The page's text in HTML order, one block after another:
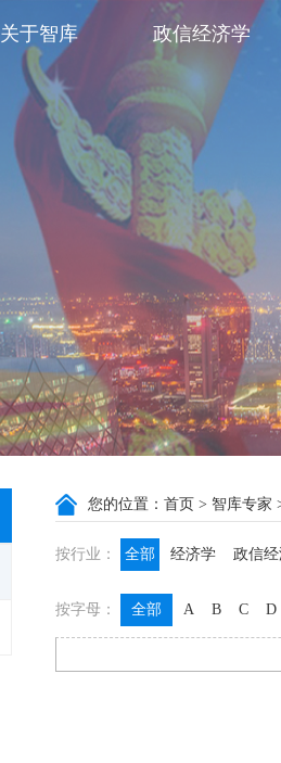
中国政信（政
保就业 稳民生 促发展
关于智库 政信经济学
您的位置： 首页 > 智库专家
按行业： 全部 经济学
政信
膳食养生
名医西药
按字母： 全部 A B C D